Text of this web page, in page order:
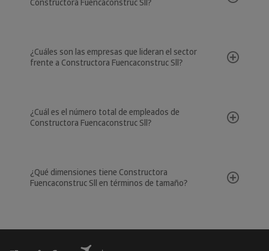
Constructora Fuencaconstruc Sll?
¿Cuáles son las empresas que lideran el sector
frente a Constructora Fuencaconstruc Sll?
¿Cuál es el número total de empleados de
Constructora Fuencaconstruc Sll?
¿Qué dimensiones tiene Constructora
Fuencaconstruc Sll en términos de tamaño?